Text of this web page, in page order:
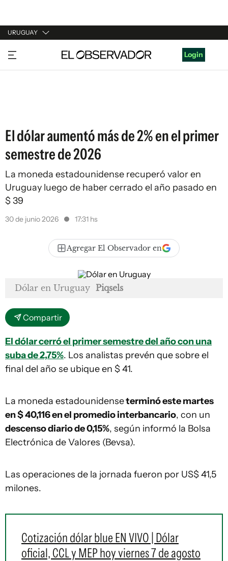
URUGUAY
URUGUAY
ARGENTINA
Login
El dólar aumentó más de 2% en el primer
semestre de 2026
La moneda estadounidense recuperó valor en
Uruguay luego de haber cerrado el año pasado en
$ 39
30 de junio 2026 17:31 hs
Agregar El Observador en
Dólar en Uruguay Piqsels
Compartir
El dólar cerró el primer semestre del año con una
suba de 2,75%. Los analistas prevén que sobre el
final del año se ubique en $ 41.
La moneda estadounidenseterminó este martes
en $ 40,116 en el promedio interbancario, con un
descenso diario de 0,15%, según informó la Bolsa
Electrónica de Valores (Bevsa).
Las operaciones de la jornada fueron por US$ 41,5
milones.
Cotización dólar blue EN VIVO | Dólar
oficial, CCL y MEP hoy viernes 7 de agosto